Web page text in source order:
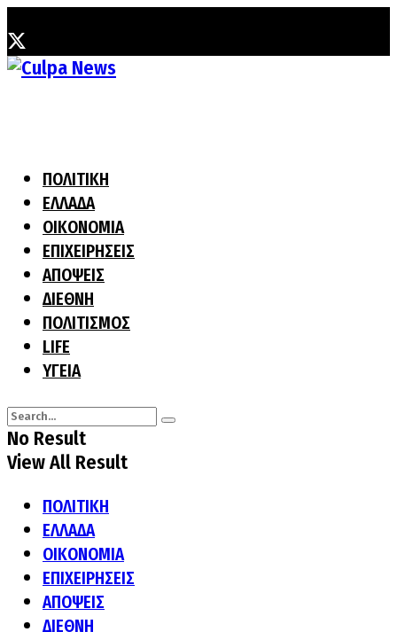
ΠΟΛΙΤΙΚΗ
ΕΛΛΑΔΑ
ΟΙΚΟΝΟΜΙΑ
ΕΠΙΧΕΙΡΗΣΕΙΣ
ΑΠΟΨΕΙΣ
ΔΙΕΘΝΗ
ΠΟΛΙΤΙΣΜΟΣ
LIFE
ΥΓΕΙΑ
No Result
View All Result
ΠΟΛΙΤΙΚΗ
ΕΛΛΑΔΑ
ΟΙΚΟΝΟΜΙΑ
ΕΠΙΧΕΙΡΗΣΕΙΣ
ΑΠΟΨΕΙΣ
ΔΙΕΘΝΗ